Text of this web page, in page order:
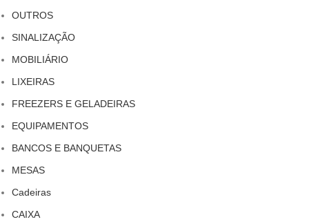
OUTROS
SINALIZAÇÃO
MOBILIÁRIO
LIXEIRAS
FREEZERS E GELADEIRAS
EQUIPAMENTOS
BANCOS E BANQUETAS
MESAS
Cadeiras
CAIXA